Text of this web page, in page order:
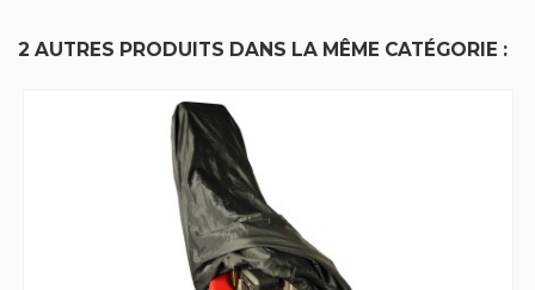
2 AUTRES PRODUITS DANS LA MÊME CATÉGORIE :